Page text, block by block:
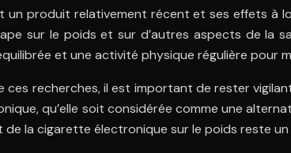
produit relativement récent et ses effets à
sur le poids et sur d’autres aspects de
et une activité physique régulière pour
recherches, il est important de rester
qu’elle soit considérée comme une
de la cigarette électronique sur le poids reste